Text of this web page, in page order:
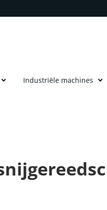
Industriële machines